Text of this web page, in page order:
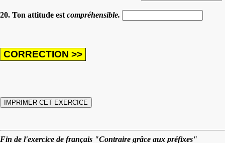
20. Ton attitude est compréhensible.
Fin de l'exercice de français "Contraire grâce aux préfixes"